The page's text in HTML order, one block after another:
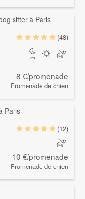
(48)
8 €/promenade
Promenade de chien
(12)
10 €/promenade
Promenade de chien